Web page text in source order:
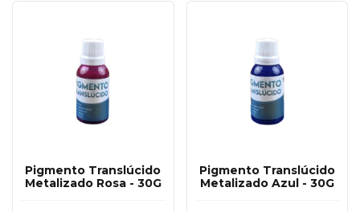
Pigmento Translúcido
Metalizado Rosa - 30G
Pigmento Translúcido
Metalizado Azul - 30G